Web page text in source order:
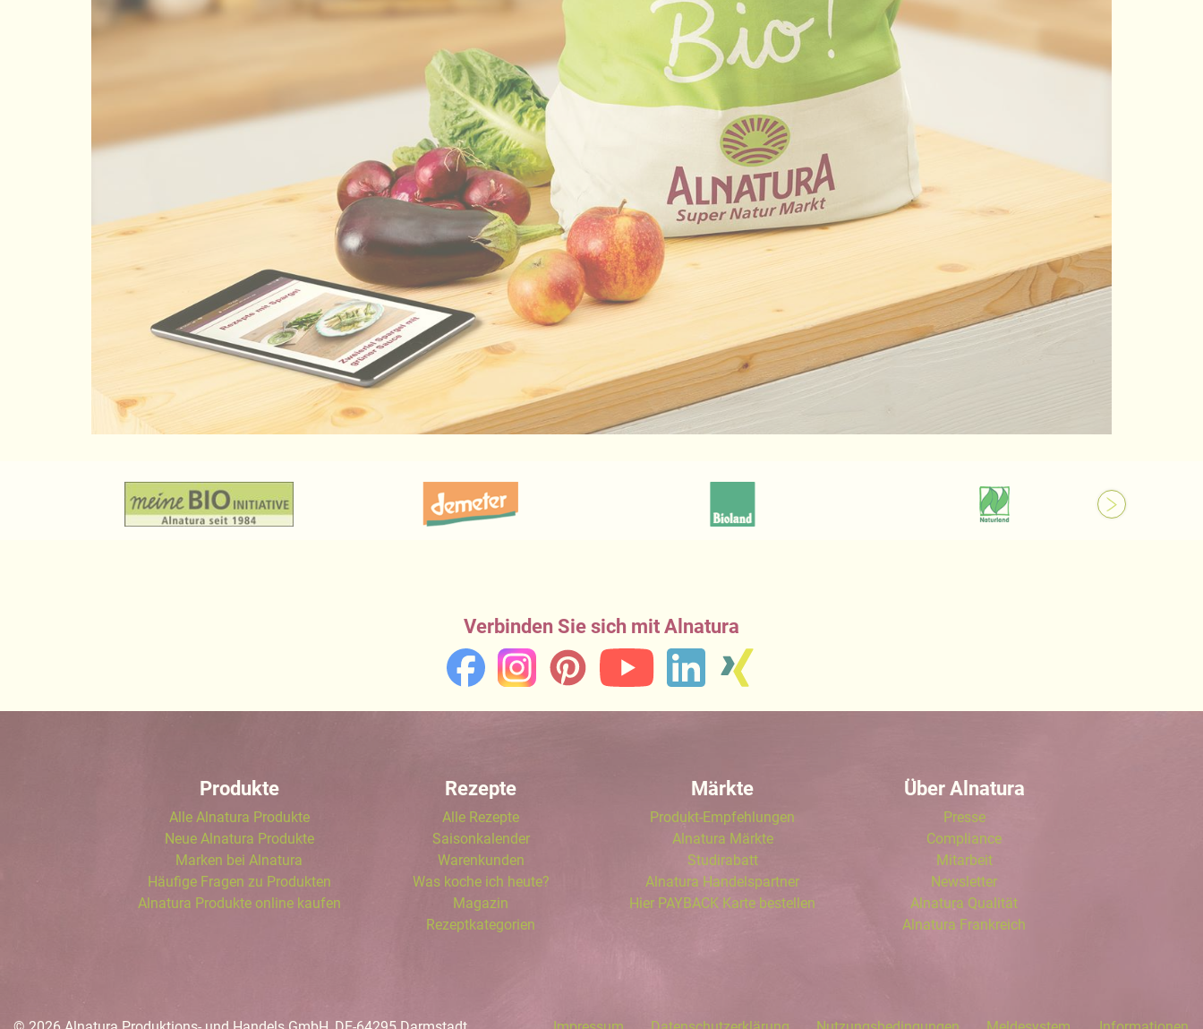
Verbinden Sie sich mit Alnatura
Produkte
Alle Alnatura Produkte
Neue Alnatura Produkte
Marken bei Alnatura
Häufige Fragen zu Produkten
Alnatura Produkte online kaufen
Rezepte
Alle Rezepte
Saisonkalender
Warenkunden
Was koche ich heute?
Magazin
Rezeptkategorien
Märkte
Produkt-Empfehlungen
Alnatura Märkte
Studirabatt
Alnatura Handelspartner
Hier PAYBACK Karte bestellen
Über Alnatura
Presse
Compliance
Mitarbeit
Newsletter
Alnatura Qualität
Alnatura Frankreich